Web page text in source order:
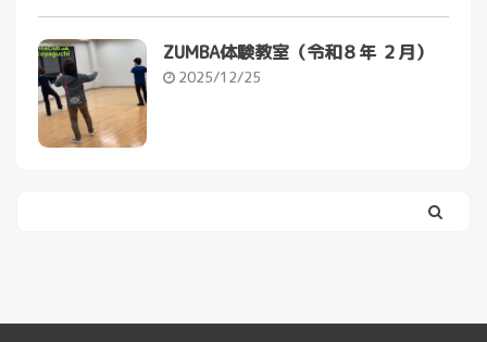
ZUMBA体験教室（令和８年 ２月）
2025/12/25